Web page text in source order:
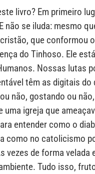
livro? Em primeiro
não se iluda: mesmo
que conformou
do Tinhoso. Ele
Nossas lutas
têm as digitais
não, gostando ou
uma igreja que
entender como o
como no catolicismo
vezes de forma
Tudo isso,